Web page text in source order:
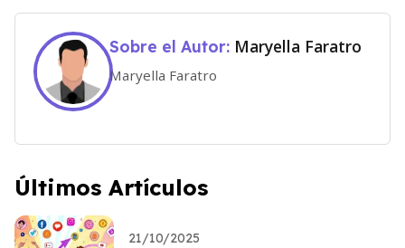
Sobre el Autor: Maryella Faratro
Maryella Faratro
Últimos Artículos
21/10/2025